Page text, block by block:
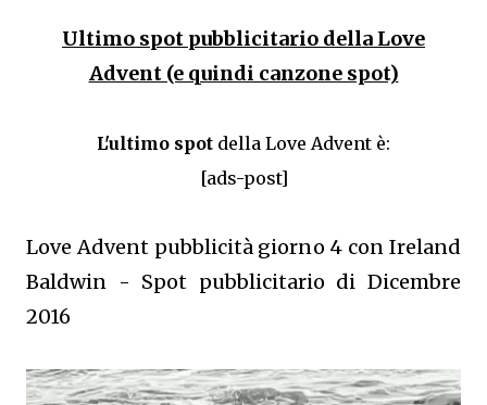
Ultimo spot pubblicitario della Love
Advent (e quindi canzone spot)
L'ultimo spot della Love Advent è:
[ads-post]
Love Advent pubblicità giorno 4 con Ireland
Baldwin - Spot pubblicitario di Dicembre
2016